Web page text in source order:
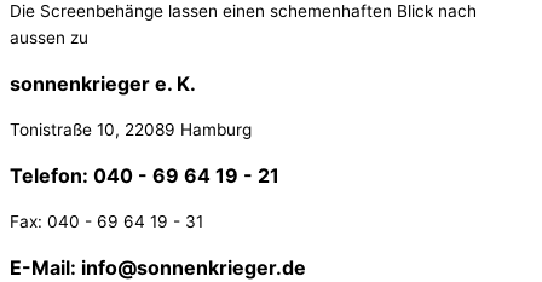
Die Screenbehänge lassen einen schemenhaften Blick nach
aussen zu
sonnenkrieger e. K.
Tonistraße 10, 22089 Hamburg
Telefon: 040 - 69 64 19 - 21
Fax: 040 - 69 64 19 - 31
E-Mail: info@sonnenkrieger.de